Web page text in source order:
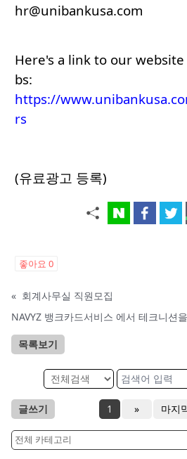
hr@unibankusa.com
Here's a link to our
bs:
https://
rs
(유료광고 등록)
좋아요 0
« 회계사무실 직원모집
NAVYZ 뱅크카드서비스 에서 테크니션
목록보기
글쓰기 1 » 마지